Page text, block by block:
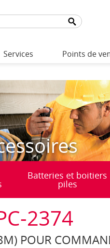
Services Points de
Batteries et boitiers
piles
2374
POUR